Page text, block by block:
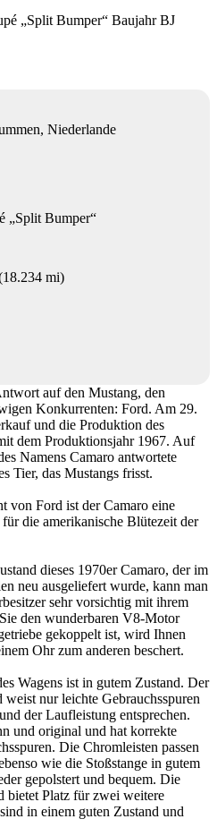
Niederlande
„Split Bumper“
mi)
auf den Mustang, den
Konkurrenten: Ford. Am 29.
und die Produktion des
dem Produktionsjahr 1967. Auf
Namens Camaro antwortete
Tier, das Mustangs frisst.
von Ford ist der Camaro eine
die amerikanische Blütezeit der
dieses 1970er Camaro, der im
neu ausgeliefert wurde, kann man
sehr vorsichtig mit ihrem
den wunderbaren V8-Motor
gekoppelt ist, wird Ihnen
Ohr zum anderen beschert.
Wagens ist in gutem Zustand. Der
nur leichte Gebrauchsspuren
der Laufleistung entsprechen.
und original und hat korrekte
Die Chromleisten passen
wie die Stoßstange in gutem
gepolstert und bequem. Die
bietet Platz für zwei weitere
in einem guten Zustand und